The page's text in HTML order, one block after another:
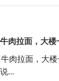
肉拉面，大
肉拉面，大
...